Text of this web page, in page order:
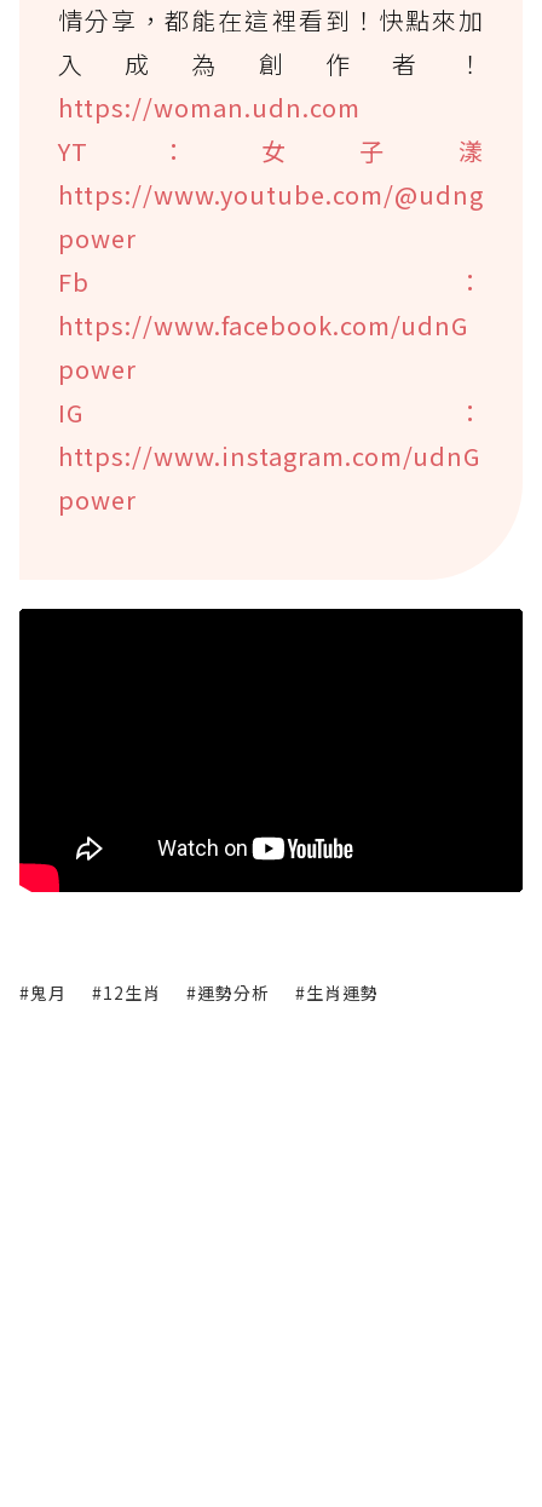
情分享，都能在這裡看到！快點來加
入成為創作者！
https://woman.udn.com
YT：女子漾
https://www.youtube.com/@udng
power
Fb：
https://www.facebook.com/udnG
power
IG：
https://www.instagram.com/udnG
power
#鬼月 #12生肖 #運勢分析 #生肖運勢